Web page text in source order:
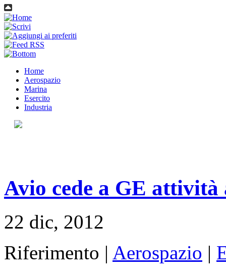
Home
Aerospazio
Marina
Esercito
Industria
Avio cede a GE attività
22 dic, 2012
Riferimento | Aerospazio |